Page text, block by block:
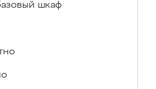
шкаф